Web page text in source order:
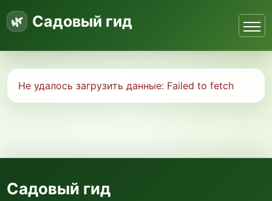
Садовый гид
Не удалось загрузить данные: Failed to fetch
Садовый гид